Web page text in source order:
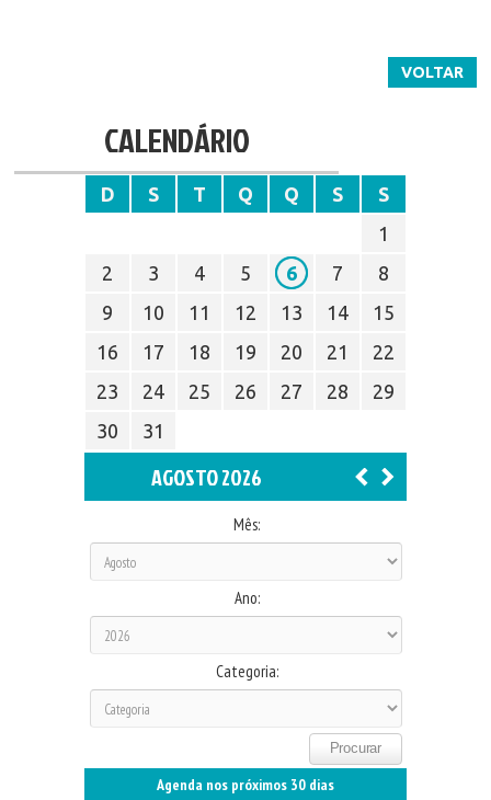
VOLTAR
CALENDÁRIO
D S T Q Q S
S
1
2
3 4 5 6 7
8
9
10 11 12 13 14
15
16
17 18 19 20 21
22
23
24 25 26 27 28
29
30
31
AGOSTO 2026
Mês:
Ano:
Categoria:
Agenda nos próximos 30 dias